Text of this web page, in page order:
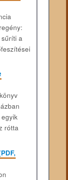
a
rótta